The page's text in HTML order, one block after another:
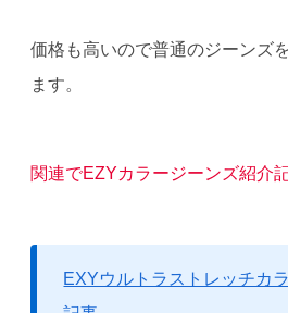
価格も高いので普通のジーンズ
ます。
関連でEZYカラージーンズ紹介
EXYウルトラストレッチカ